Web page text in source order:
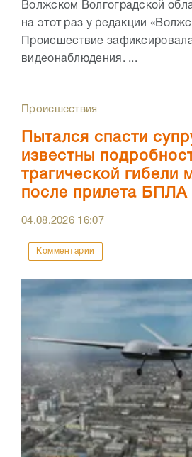
Волжском Волгоградской
на этот раз у редакции
Происшествие
видеонаблюдения. ...
Происшествия
Пытался спасти
известны
трагической гибели
после прилета БПЛА
04.08.2026 16:07
Комментарии